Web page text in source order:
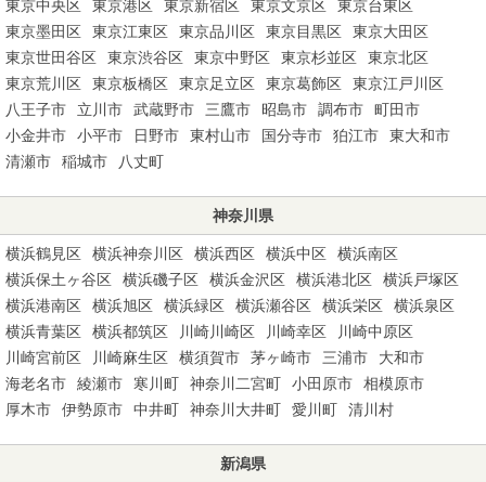
東京中央区 東京港区 東京新宿区 東京文京区
東京台東区
東京墨田区
東京江東区 東京品川区 東京目黒区
東京大田区
東京世田谷区
東京渋谷区 東京中野区 東京杉並区
東京北区
東京荒川区
東京板橋区 東京足立区 東京葛飾区
東京江戸川区
八王子市
立川市 武蔵野市 三鷹市 昭島市 調布市
町田市
小金井市
小平市 日野市 東村山市 国分寺市 狛江市
東大和市
清瀬市
稲城市 八丈町
神奈川県
横浜鶴見区 横浜神奈川区 横浜西区 横浜中区
横浜南区
横浜保土ヶ谷区
横浜磯子区 横浜金沢区 横浜港北区
横浜戸塚区
横浜港南区
横浜旭区 横浜緑区 横浜瀬谷区 横浜栄区
横浜泉区
横浜青葉区
横浜都筑区 川崎川崎区 川崎幸区
川崎中原区
川崎宮前区
川崎麻生区 横須賀市 茅ヶ崎市 三浦市
大和市
海老名市
綾瀬市 寒川町 神奈川二宮町 小田原市
相模原市
厚木市
伊勢原市 中井町 神奈川大井町 愛川町 清川村
新潟県